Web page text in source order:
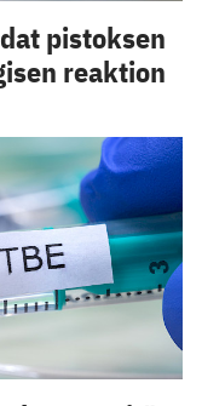
pistoksen
reaktion